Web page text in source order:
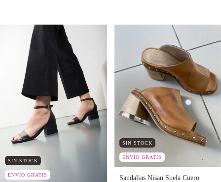
SIN STOCK
ENVÍO GRATIS
SIN STOCK
ENVÍO GRATIS
Sandalias Nisan Suela Cuero